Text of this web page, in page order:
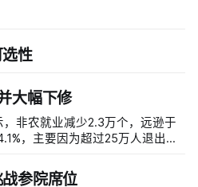
性
大幅下修
非农就业减少2.3万个，远逊于
，主要因为超过25万人退出劳
，仍低于近期84%的高点。
参院席位